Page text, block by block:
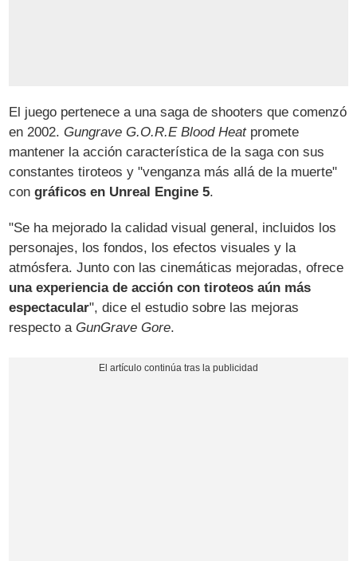
El juego pertenece a una saga de shooters que comenzó
en 2002.Gungrave G.O.R.E Blood Heatpromete
mantener la acción característica de la saga con sus
constantes tiroteos y "venganza más allá de la muerte"
congráficos en Unreal Engine 5.
"Se ha mejorado la calidad visual general, incluidos los
personajes, los fondos, los efectos visuales y la
atmósfera. Junto con las cinemáticas mejoradas, ofrece
una experiencia de acción con tiroteos aún más
espectacular", dice el estudio sobre las mejoras
respecto aGunGrave Gore.